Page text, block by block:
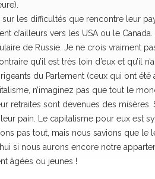
sur les difficultés que rencontre leur
d’ailleurs vers les USA ou le
de Russie. Je ne crois vraiment
qu’il est très loin d’eux et qu’il
du Parlement (ceux qui ont
n’imaginez pas que tout le
retraites sont devenues des
pain. Le capitalisme pour eux est
pas tout, mais nous savions que
si nous aurons encore notre
âgées ou jeunes !